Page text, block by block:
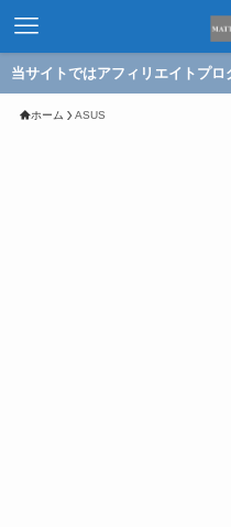
当サイトではアフィリエイトプ
ホーム ASUS